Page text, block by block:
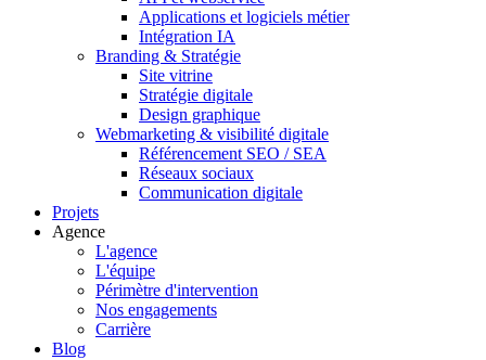
Applications et logiciels métier
Intégration IA
Branding & Stratégie
Site vitrine
Stratégie digitale
Design graphique
Webmarketing & visibilité digitale
Référencement SEO / SEA
Réseaux sociaux
Communication digitale
Projets
Agence
L'agence
L'équipe
Périmètre d'intervention
Nos engagements
Carrière
Blog